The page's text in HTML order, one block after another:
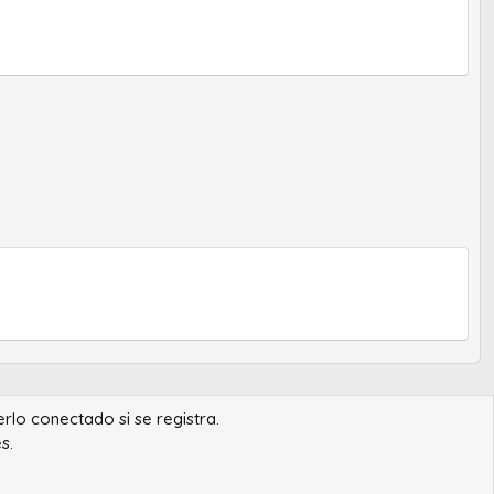
conectado si se registra.